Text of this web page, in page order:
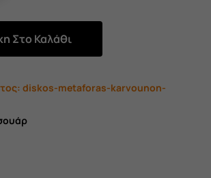
Στο Καλάθι
diskos-metaforas-karvounon-